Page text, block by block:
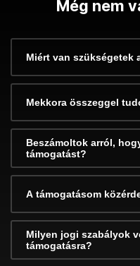
Még nem
Miért van szükségetek
Mekkora összeggel
Beszámoltok arról,
támogatást?
A támogatásom
Milyen jogi szabályok
támogatásra?